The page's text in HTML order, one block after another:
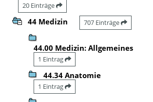
20 Einträge
44 Medizin 707 Einträge
44.00 Medizin: Allgemeines
1 Eintrag
44.34 Anatomie
1 Eintrag